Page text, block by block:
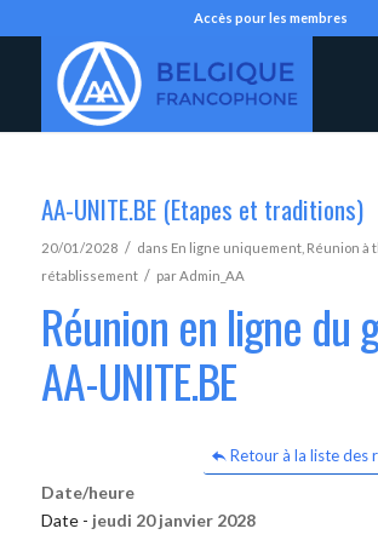
Accès pour les membres
AA-UNITE.BE (Etapes et traditions)
20/01/2028 / dans En ligne uniquement, Réunion à
rétablissement / parAdmin_AA
Réunion en ligne du
AA-UNITE.BE
Retour à la liste des
Date/heure
Date - jeudi 20 janvier 2028